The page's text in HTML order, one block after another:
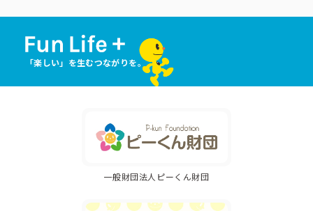
「楽しい」を生むつながりを。
一般財団法人ピーくん財団